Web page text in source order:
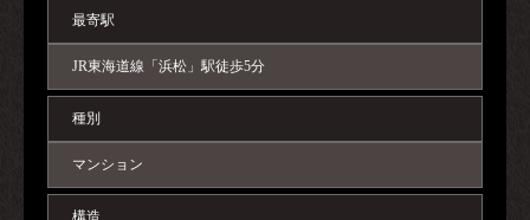
最寄駅
JR東海道線「浜松」駅徒歩5分
種別
マンション